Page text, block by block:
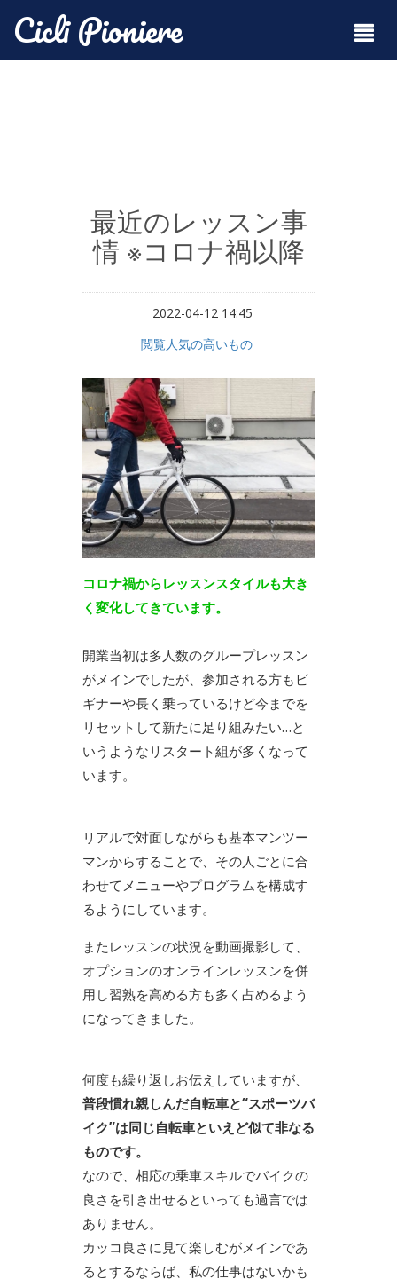
Cicli Pioniere
最近のレッスン事
情 ※コロナ禍以降
2022-04-12 14:45
閲覧人気の高いもの
コロナ禍からレッスンスタイルも大き
く変化してきています。
開業当初は多人数のグループレッスン
がメインでしたが、参加される方もビ
ギナーや長く乗っているけど今までを
リセットして新たに足り組みたい…と
いうようなリスタート組が多くなって
います。
リアルで対面しながらも基本マンツー
マンからすることで、その人ごとに合
わせてメニューやプログラムを構成す
るようにしています。
またレッスンの状況を動画撮影して、
オプションのオンラインレッスンを併
用し習熟を高める方も多く占めるよう
になってきました。
何度も繰り返しお伝えしていますが、
普段慣れ親しんだ自転車と“スポーツバ
イク”は同じ自転車といえど似て非なる
ものです。
なので、相応の乗車スキルでバイクの
良さを引き出せるといっても過言では
ありません。
カッコ良さに見て楽しむがメインであ
るとするならば、私の仕事はないかも